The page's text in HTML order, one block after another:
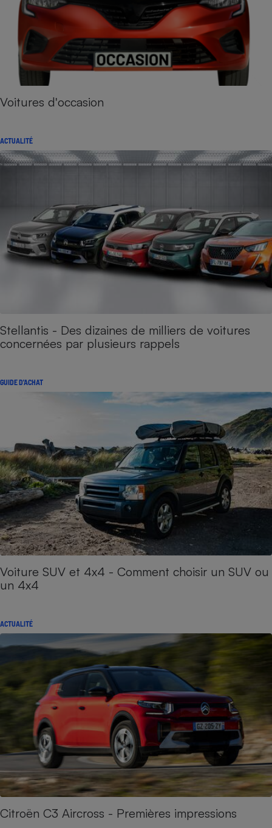
Voitures d'occasion
ACTUALITÉ
Stellantis - Des dizaines de milliers de voitures
concernées par plusieurs rappels
GUIDE D'ACHAT
Voiture SUV et 4x4 - Comment choisir un SUV ou
un 4x4
ACTUALITÉ
Citroën C3 Aircross - Premières impressions